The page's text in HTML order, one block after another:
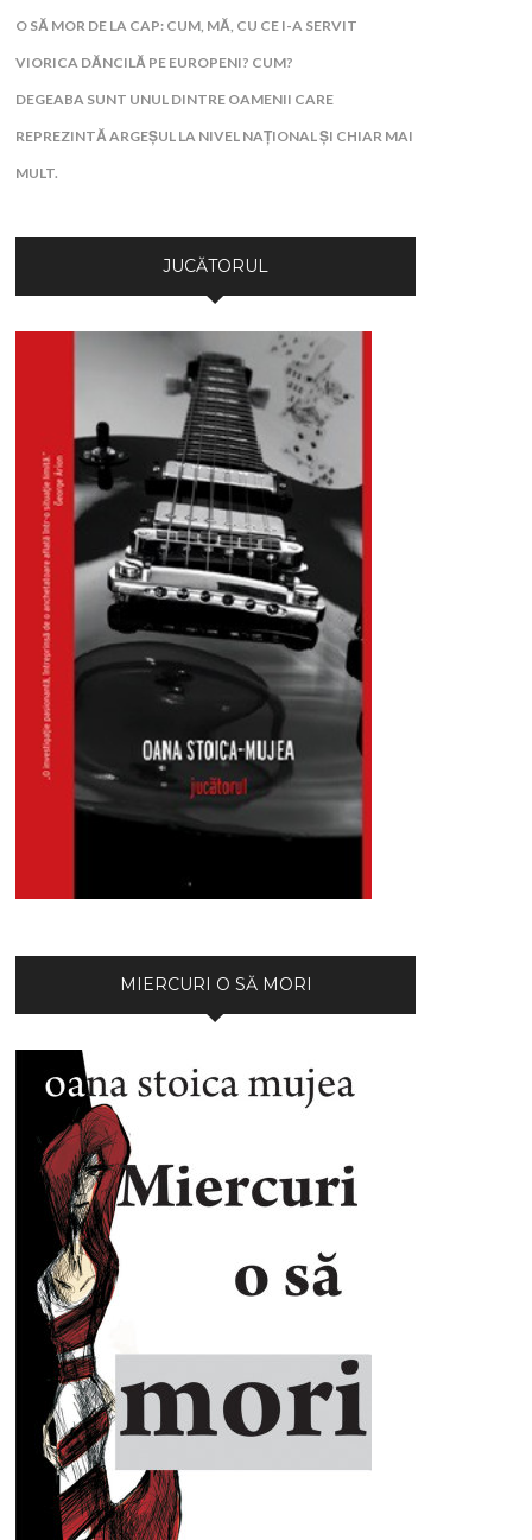
O SĂ MOR DE LA CAP: CUM, MĂ, CU CE I-A SERVIT
VIORICA DĂNCILĂ PE EUROPENI? CUM?
DEGEABA SUNT UNUL DINTRE OAMENII CARE
REPREZINTĂ ARGEȘUL LA NIVEL NAȚIONAL ȘI CHIAR MAI
MULT.
JUCĂTORUL
MIERCURI O SĂ MORI